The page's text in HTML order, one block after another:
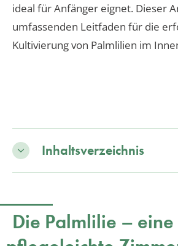
ideal für Anfänger eignet. Dieser
umfassenden Leitfaden für die
Kultivierung von Palmlilien im
Inhaltsverzeichnis
Die Palmlilie – eine